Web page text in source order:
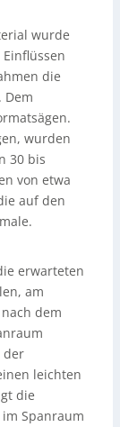
wurde
die
Dem
wurden
30 bis
von etwa
auf den
erwarteten
am
dem
der
leichten
die
Spanraum